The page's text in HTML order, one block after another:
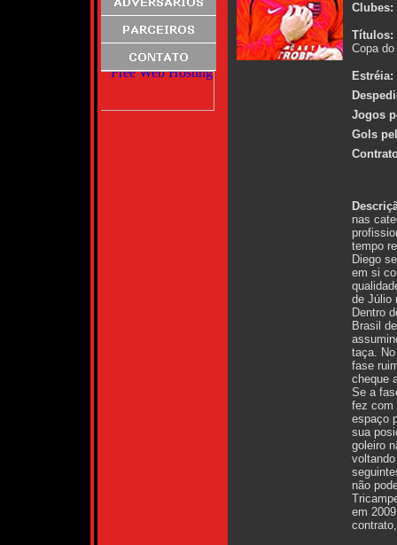
Clubes:
Títulos:
Copa
Estréia:
Jogos
Gols
nas
tempo
Diego
em si
de Júlio
Dentro
Brasil
taça.
fase
cheque
Se a
fez com
espaço
sua
goleiro
não
em